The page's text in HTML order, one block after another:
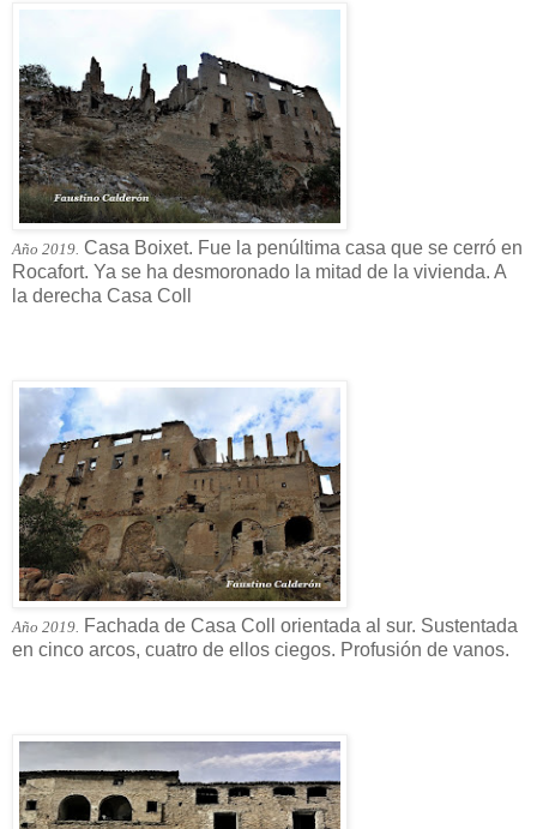
Año 2019. Casa Boixet. Fue la penúltima casa que se cerró en
Rocafort. Ya se ha desmoronado la mitad de la vivienda. A
la derecha Casa Coll
Año 2019. Fachada de Casa Coll orientada al sur. Sustentada
en cinco arcos, cuatro de ellos ciegos. Profusión de vanos.